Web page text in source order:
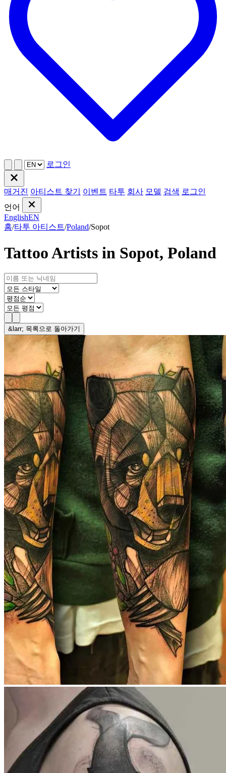
로그인
매거진 아티스트 찾기 이벤트 타투 회사 모델 검색 로그인
언어
EnglishEN
홈/타투 아티스트/Poland/Sopot
Tattoo Artists in Sopot, Poland
&larr; 목록으로 돌아가기